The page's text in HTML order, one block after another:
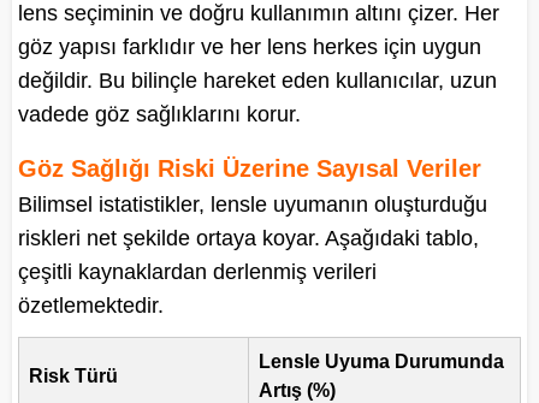
lens seçiminin ve doğru kullanımın altını çizer. Her
göz yapısı farklıdır ve her lens herkes için uygun
değildir. Bu bilinçle hareket eden kullanıcılar, uzun
vadede göz sağlıklarını korur.
Göz Sağlığı Riski Üzerine Sayısal Veriler
Bilimsel istatistikler, lensle uyumanın oluşturduğu
riskleri net şekilde ortaya koyar. Aşağıdaki tablo,
çeşitli kaynaklardan derlenmiş verileri
özetlemektedir.
Risk Türü
Lensle Uyuma Durumunda
Artış (%)